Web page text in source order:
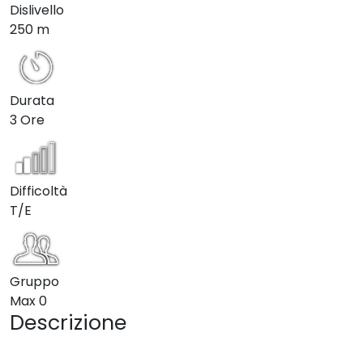
Dislivello
250 m
Durata
3 Ore
Difficoltà
T/E
Gruppo
Max0
Descrizione